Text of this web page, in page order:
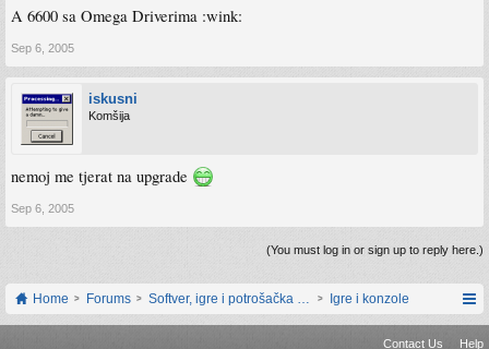
A 6600 sa Omega Driverima :wink:
Sep 6, 2005
iskusni
Komšija
nemoj me tjerat na upgrade
Sep 6, 2005
(You must log in or sign up to reply here.)
Home Forums Softver, igre i potrošačka elektronikaIgre i konzole
Contact Us Help